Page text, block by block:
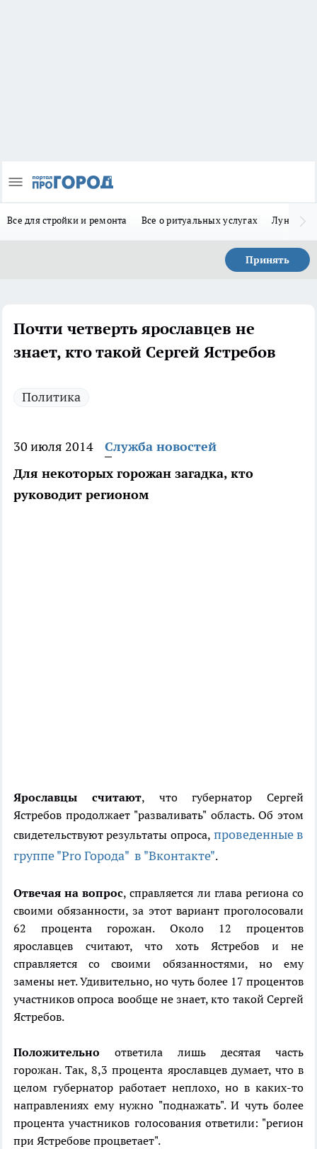
Все для стройки и ремонта Все о ритуальных услугах Лунно-
Принять
Почти четверть ярославцев не
знает, кто такой Сергей Ястребов
Политика
30 июля 2014
Служба новостей
Для некоторых горожан загадка, кто
руководит регионом
Ярославцы считают, что губернатор Сергей
Ястребов продолжает "разваливать" область. Об этом
свидетельствуют результаты опроса, проведенные в
группе "Pro Города" в "Вконтакте".
Отвечая на вопрос, справляется ли глава региона со
своими обязанности, за этот вариант проголосовали
62 процента горожан. Около 12 процентов
ярославцев считают, что хоть Ястребов и не
справляется со своими обязанностями, но ему
замены нет. Удивительно, но чуть более 17 процентов
участников опроса вообще не знает, кто такой Сергей
Ястребов.
Положительно ответила лишь десятая часть
горожан. Так, 8,3 процента ярославцев думает, что в
целом губернатор работает неплохо, но в каких-то
направлениях ему нужно "поднажать". И чуть более
процента участников голосования ответили: "регион
при Ястребове процветает".